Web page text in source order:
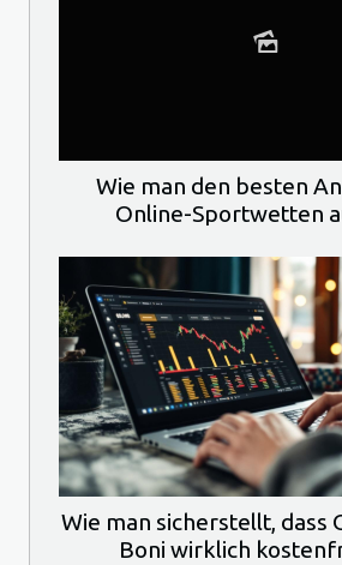
Wie man den besten
Online-Sportwetten
Wie man sicherstellt, dass
Boni wirklich